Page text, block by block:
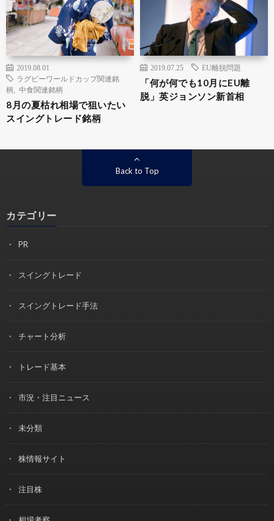
2019.08.01
ラグビーワールドカップ関連銘
柄
中食関連銘柄
8月の夏枯れ相場で狙いたい
スイングトレード銘柄
2019.07.25 EU離脱問題
「何が何でも10月にEU離
脱」英ジョンソン新首相
Back to Top
カテゴリー
PR
スイングトレード
スイングトレード手法
チャート分析
トレード基本
市況・注目ニュース
未分類
株情報サイト
注目株